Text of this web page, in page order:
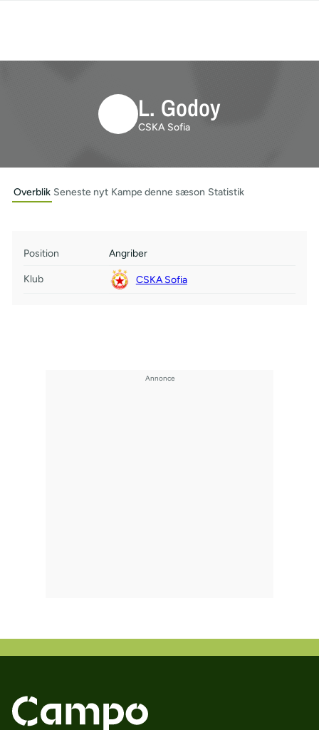
L. Godoy
CSKA Sofia
Overblik Seneste nyt Kampe denne sæson Statistik
Position Angriber
Klub CSKA Sofia